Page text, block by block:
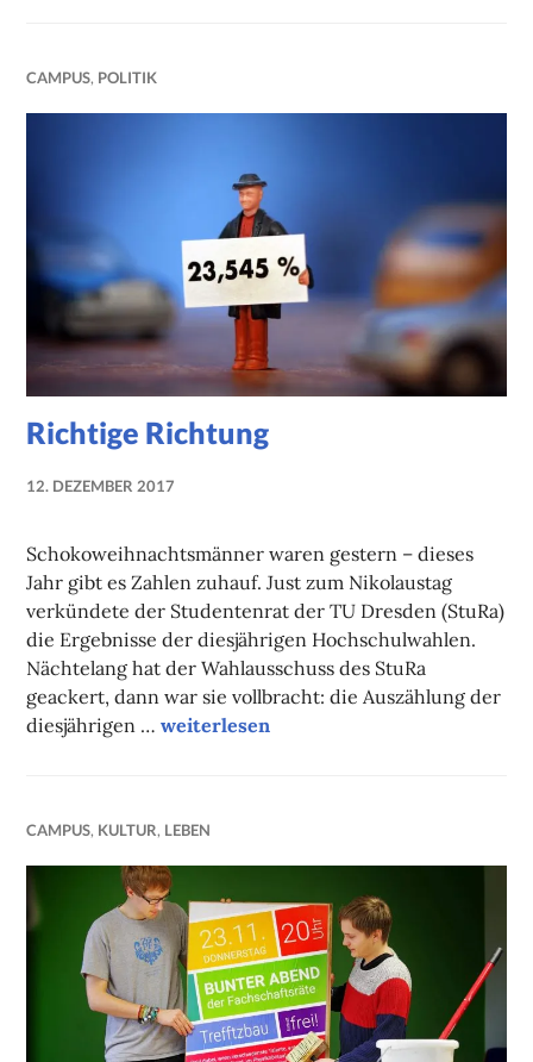
CAMPUS, POLITIK
Richtige Richtung
12. DEZEMBER 2017
Schokoweihnachtsmänner waren gestern – dieses
Jahr gibt es Zahlen zuhauf. Just zum Nikolaustag
verkündete der Studentenrat der TU Dresden (StuRa)
die Ergebnisse der diesjährigen Hochschulwahlen.
Nächtelang hat der Wahlausschuss des StuRa
geackert, dann war sie vollbracht: die Auszählung der
diesjährigen …Richtige Richtung
weiterlesen
CAMPUS, KULTUR, LEBEN